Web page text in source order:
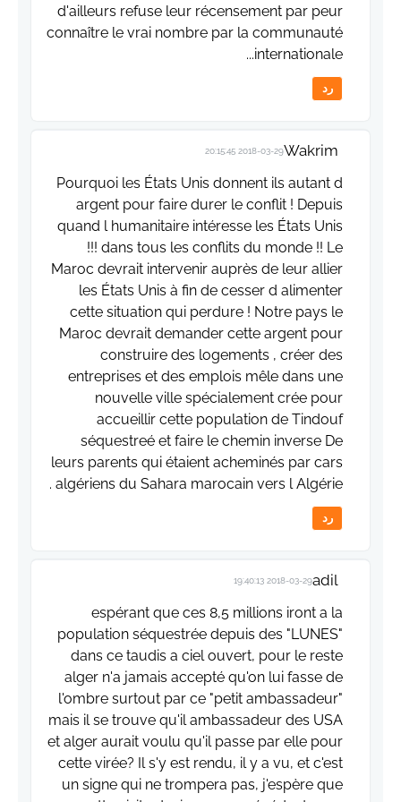
d'ailleurs refuse leur récensement par peur
connaître le vrai nombre par la communauté
internationale...
رد
Wakrim
2018-03-29 20:15:45
Pourquoi les États Unis donnent ils autant d
argent pour faire durer le conflit ! Depuis
quand l humanitaire intéresse les États Unis
!!! dans tous les conflits du monde !! Le
Maroc devrait intervenir auprès de leur allier
les États Unis à fin de cesser d alimenter
cette situation qui perdure ! Notre pays le
Maroc devrait demander cette argent pour
construire des logements , créer des
entreprises et des emplois mêle dans une
nouvelle ville spécialement crée pour
accueillir cette population de Tindouf
séquestreé et faire le chemin inverse De
leurs parents qui étaient acheminés par cars
algériens du Sahara marocain vers l Algérie .
رد
adil
2018-03-29 19:40:13
espérant que ces 8,5 millions iront a la
population séquestrée depuis des "LUNES"
dans ce taudis a ciel ouvert, pour le reste
alger n'a jamais accepté qu'on lui fasse de
l'ombre surtout par ce "petit ambassadeur"
mais il se trouve qu'il ambassadeur des USA
et alger aurait voulu qu'il passe par elle pour
cette virée? Il s'y est rendu, il y a vu, et c'est
un signe qui ne trompera pas, j'espère que